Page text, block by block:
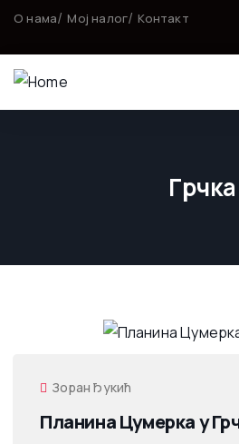
О нама Мој налог Контакт
Грчка
Зоран Ђукић
Планина Цумерка у